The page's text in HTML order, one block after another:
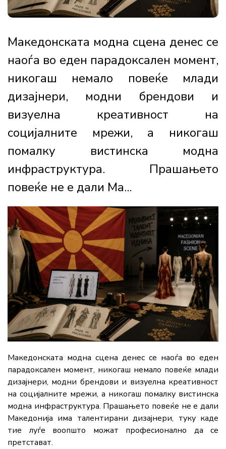
Македонската модна сцена денес се
наоѓа во еден парадоксален момент,
никогаш немало повеќе млади
дизајнери, модни брендови и
визуелна креативност на
социјалните мрежи, а никогаш
помалку вистинска модна
инфраструктура. Прашањето
повеќе не е дали Ма...
Македонската модна сцена денес се наоѓа во еден
парадоксален момент, никогаш немало повеќе млади
дизајнери, модни брендови и визуелна креативност
на социјалните мрежи, а никогаш помалку вистинска
модна инфраструктура. Прашањето повеќе не е дали
Македонија има талентирани дизајнери, туку каде
тие луѓе воопшто можат професионално да се
претстават.